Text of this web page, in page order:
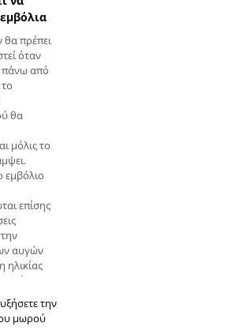
υγρού,
ή
θα πρέπει
όταν
πάνω από
θα
μόλις το
εμβόλιο
επίσης
αυγών
ηλικίας